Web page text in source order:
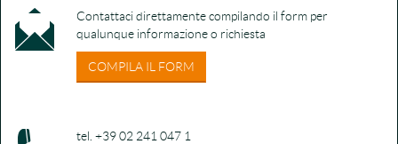
Contattaci direttamente compilando il form per
qualunque informazione o richiesta
COMPILA IL FORM
tel. +39 02 241 047 1